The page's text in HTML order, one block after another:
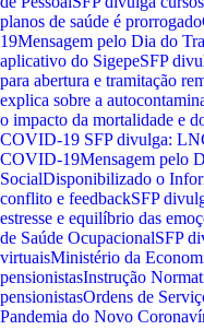
planos de saúde é prorrogado
19Mensagem pelo Dia do
aplicativo do SigepeSFP
para abertura e tramitação
explica sobre a
o impacto da mortalidade e
COVID-19 SFP divulga:
COVID-19Mensagem pelo
SocialDisponibilizado o
conflito e feedbackSFP
estresse e equilíbrio das
de Saúde OcupacionalSFP
virtuaisMinistério da
pensionistasInstrução
pensionistasOrdens de
Pandemia do Novo